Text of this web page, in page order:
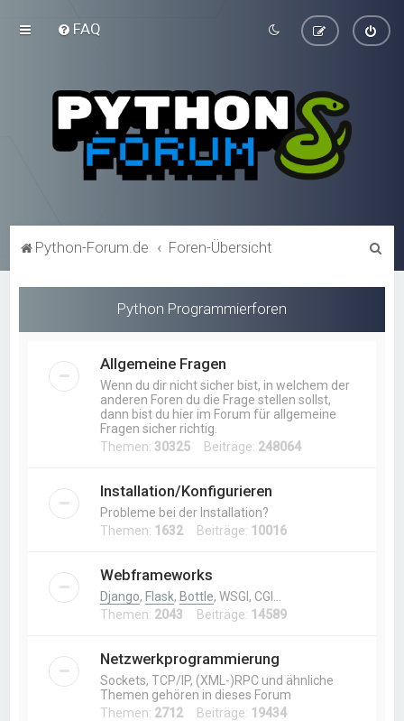
FAQ
Python-Forum.de Foren-Übersicht
Python Programmierforen
Allgemeine Fragen
Wenn du dir nicht sicher bist, in welchem der
anderen Foren du die Frage stellen sollst,
dann bist du hier im Forum für allgemeine
Fragen sicher richtig.
Themen: 30325 Beiträge: 248064
Installation/Konfigurieren
Probleme bei der Installation?
Themen: 1632Beiträge: 10016
Webframeworks
Django, Flask, Bottle, WSGI, CGI…
Themen: 2043 Beiträge: 14589
Netzwerkprogrammierung
Sockets, TCP/IP, (XML-)RPC und ähnliche
Themen gehören in dieses Forum
Themen: 2712Beiträge: 19434